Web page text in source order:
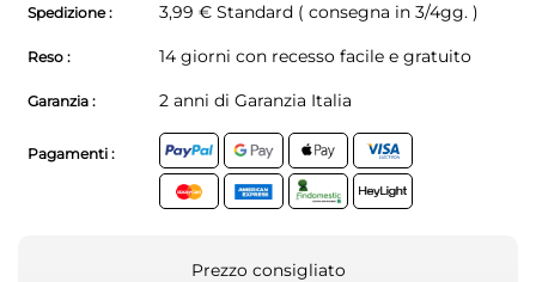
Spedizione : 3,99 € Standard ( consegna in 3/4gg. )
Reso : 14 giorni con recesso facile e gratuito
Garanzia : 2 anni di Garanzia Italia
Pagamenti :
Prezzo consigliato